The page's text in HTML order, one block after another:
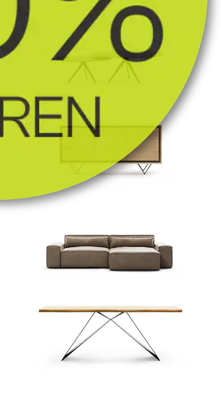
Lowboards
Couchtische
Ecksofas